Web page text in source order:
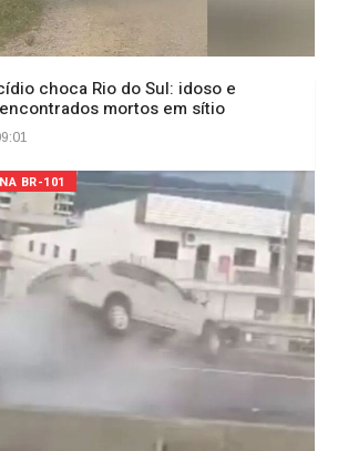
choca Rio do Sul: idoso e
mortos em sítio
BR-101